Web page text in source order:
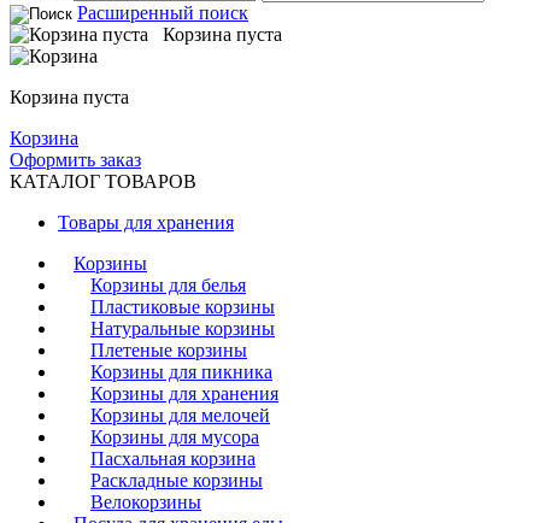
Расширенный поиск
Корзина пуста
Корзина пуста
Корзина
Оформить заказ
КАТАЛОГ ТОВАРОВ
Товары для хранения
Корзины
Корзины для белья
Пластиковые корзины
Натуральные корзины
Плетеные корзины
Корзины для пикника
Корзины для хранения
Корзины для мелочей
Корзины для мусора
Пасхальная корзина
Раскладные корзины
Велокорзины